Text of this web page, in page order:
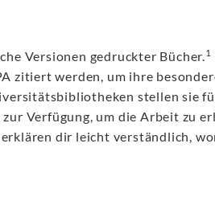
Versionen gedruckter Bücher.1
zitiert werden, um ihre
stellen sie
Verfügung, um die Arbeit zu
dir leicht verständlich,